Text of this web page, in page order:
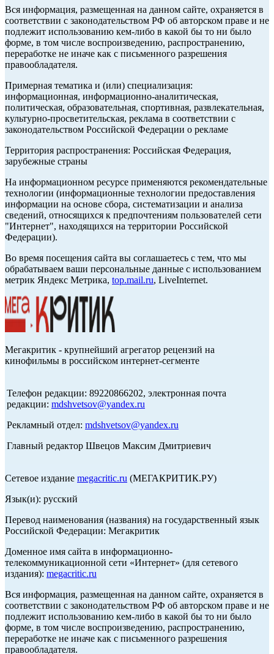
Вся информация, размещенная на данном сайте, охраняется в
соответствии с законодательством РФ об авторском праве и не
подлежит использованию кем-либо в какой бы то ни было
форме, в том числе воспроизведению, распространению,
переработке не иначе как с письменного разрешения
правообладателя.
Примерная тематика и (или) специализация:
информационная, информационно-аналитическая,
политическая, образовательная, спортивная, развлекательная,
культурно-просветительская, реклама в соответствии с
законодательством Российской Федерации о рекламе
Территория распространения: Российская Федерация,
зарубежные страны
На информационном ресурсе применяются рекомендательные
технологии (информационные технологии предоставления
информации на основе сбора, систематизации и анализа
сведений, относящихся к предпочтениям пользователей сети
"Интернет", находящихся на территории Российской
Федерации).
Во время посещения сайта вы соглашаетесь с тем, что мы
обрабатываем ваши персональные данные с использованием
метрик Яндекс Метрика, top.mail.ru, LiveInternet.
Мегакритик - крупнейший агрегатор рецензий на
кинофильмы в российском интернет-сегменте
Телефон редакции: 89220866202, электронная почта
редакции: mdshvetsov@yandex.ru
Рекламный отдел: mdshvetsov@yandex.ru
Главный редактор Швецов Максим Дмитриевич
Сетевое издание megacritic.ru (МЕГАКРИТИК.РУ)
Язык(и): русский
Перевод наименования (названия) на государственный язык
Российской Федерации: Мегакритик
Доменное имя сайта в информационно-
телекоммуникационной сети «Интернет» (для сетевого
издания): megacritic.ru
Вся информация, размещенная на данном сайте, охраняется в
соответствии с законодательством РФ об авторском праве и не
подлежит использованию кем-либо в какой бы то ни было
форме, в том числе воспроизведению, распространению,
переработке не иначе как с письменного разрешения
правообладателя.